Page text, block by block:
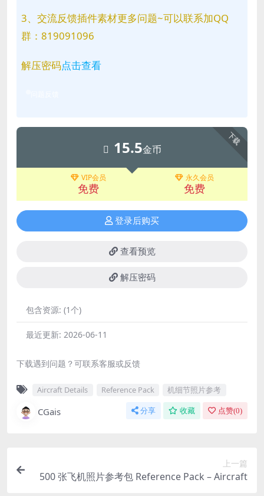
3、交流反馈插件素材更多问题~可以联系加QQ
群：819091096
解压密码点击查看
下载
15.5金币
VIP会员
免费
永久会员
免费
登录后购买
查看预览
解压密码
包含资源: (1个)
最近更新: 2026-06-11
下载遇到问题？可联系客服或反馈
Aircraft Details Reference Pack 机细节照片参考
CGais 分享 收藏 点赞(0)
上一篇
500 张飞机照片参考包 Reference Pack – Aircraft